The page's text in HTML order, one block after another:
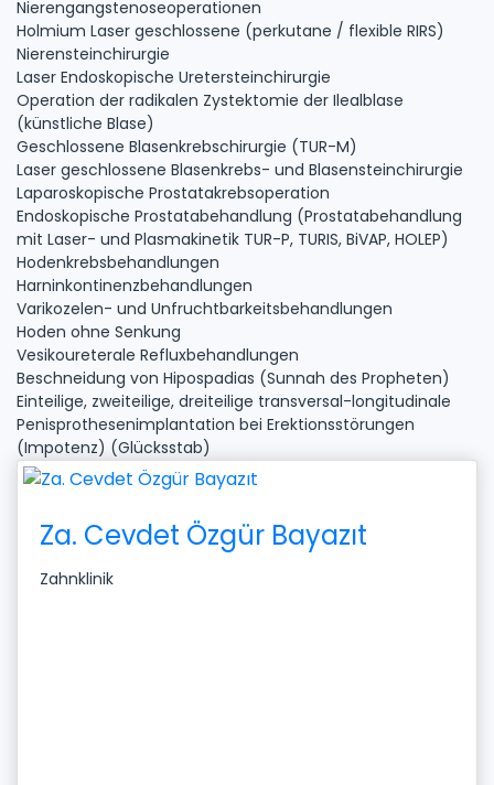
Nierengangstenoseoperationen
Holmium Laser geschlossene (perkutane / flexible RIRS)
Nierensteinchirurgie
Laser Endoskopische Uretersteinchirurgie
Operation der radikalen Zystektomie der Ilealblase
(künstliche Blase)
Geschlossene Blasenkrebschirurgie (TUR-M)
Laser geschlossene Blasenkrebs- und Blasensteinchirurgie
Laparoskopische Prostatakrebsoperation
Endoskopische Prostatabehandlung (Prostatabehandlung
mit Laser- und Plasmakinetik TUR-P, TURIS, BiVAP, HOLEP)
Hodenkrebsbehandlungen
Harninkontinenzbehandlungen
Varikozelen- und Unfruchtbarkeitsbehandlungen
Hoden ohne Senkung
Vesikoureterale Refluxbehandlungen
Beschneidung von Hipospadias (Sunnah des Propheten)
Einteilige, zweiteilige, dreiteilige transversal-longitudinale
Penisprothesenimplantation bei Erektionsstörungen
(Impotenz) (Glücksstab)
Za. Cevdet Özgür Bayazıt
Zahnklinik